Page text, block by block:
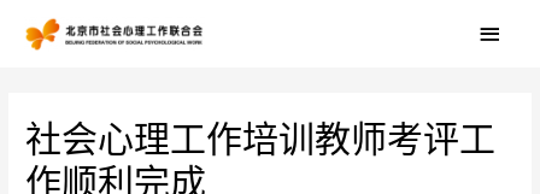
社会心理工作培训教师考评工
作顺利完成